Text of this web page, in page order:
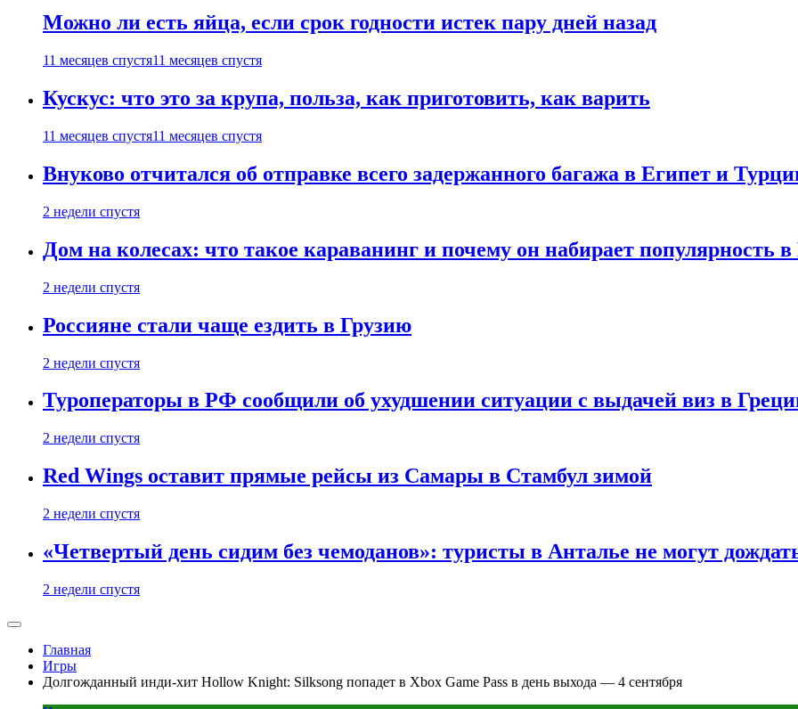
Можно ли есть яйца, если срок годности истек пару дней назад
11 месяцев спустя11 месяцев спустя
Кускус: что это за крупа, польза, как приготовить, как варить
11 месяцев спустя11 месяцев спустя
Внуково отчитался об отправке всего задержанного багажа в Египет и
2 недели спустя
Дом на колесах: что такое караванинг и почему он набирает популярность в
2 недели спустя
Россияне стали чаще ездить в Грузию
2 недели спустя
Туроператоры в РФ сообщили об ухудшении ситуации с выдачей виз в
2 недели спустя
Red Wings оставит прямые рейсы из Самары в Стамбул зимой
2 недели спустя
«Четвертый день сидим без чемоданов»: туристы в Анталье не могут
2 недели спустя
Главная
Игры
Долгожданный инди-хит Hollow Knight: Silksong попадет в Xbox Game Pass в день выхода — 4 сентября